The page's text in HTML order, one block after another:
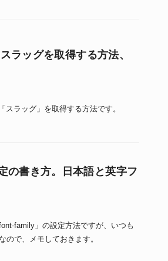
ラッグを取得する方法、
スラッグ」を取得する方法です。
の書き方。日本語と英字フ
family」の設定方法ですが、いつも
ので、メモしておきます。